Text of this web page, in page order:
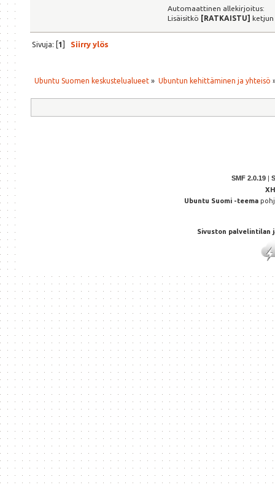
Automaattinen allekirjoitus:
Lisäisitkö [RATKAISTU]
Sivuja: [1] Siirry ylös
Ubuntu Suomen keskustelualueet » Ubuntun kehittäminen ja yhteisö
SMF 2.0.19 |
Ubuntu Suomi -teema
Sivuston palvelintilan